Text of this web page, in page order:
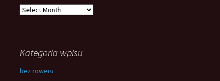
Archives
Kategoria wpisu
bez roweru